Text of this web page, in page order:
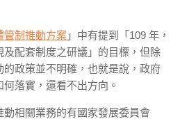
管制推動方案 」中有提到「109 年，
配套制度之研議」的目標，但除
的政策並不明確，也就是說，政府
落實，還看不出方向。
相關業務的有國家發展委員會